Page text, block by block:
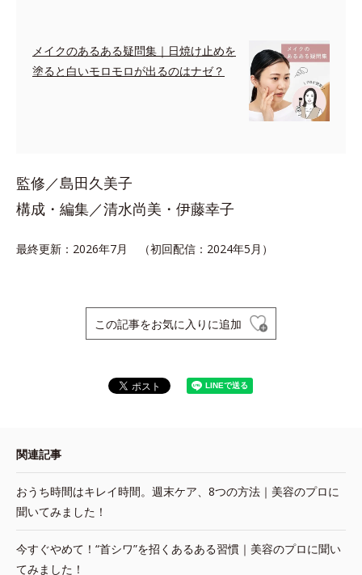
メイクのあるある疑問集｜日焼け止めを
塗ると白いモロモロが出るのはナゼ？
監修／島田久美子
構成・編集／清水尚美・伊藤幸子
最終更新：2026年7月 （初回配信：2024年5月）
この記事をお気に入りに追加
関連記事
おうち時間はキレイ時間。週末ケア、8つの方法｜美容のプロに
聞いてみました！
今すぐやめて！“首シワ”を招くあるある習慣｜美容のプロに聞い
てみました！